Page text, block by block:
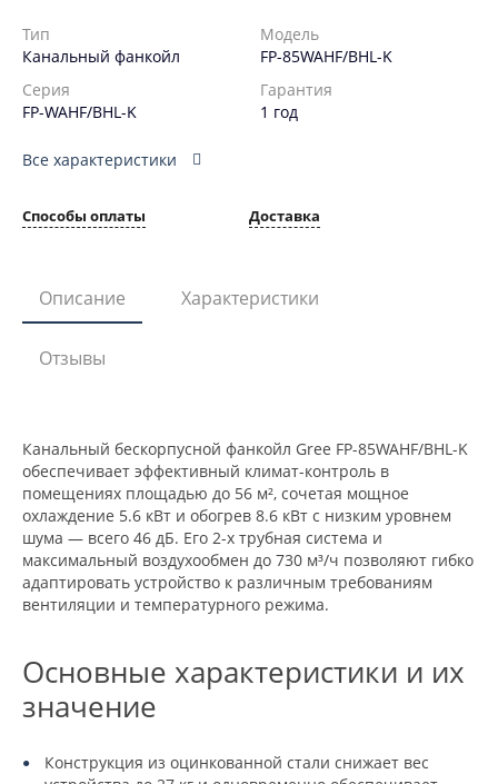
Тип
Канальный фанкойл
Модель
FP-85WAHF/BHL-K
Серия
FP-WAHF/BHL-K
Гарантия
1 год
Все характеристики
Способы оплаты Доставка
Описание Характеристики
Отзывы
Канальный бескорпусной фанкойл Gree FP-85WAHF/BHL-K
обеспечивает эффективный климат-контроль в
помещениях площадью до 56 м², сочетая мощное
охлаждение 5.6 кВт и обогрев 8.6 кВт с низким уровнем
шума — всего 46 дБ. Его 2-х трубная система и
максимальный воздухообмен до 730 м³/ч позволяют гибко
адаптировать устройство к различным требованиям
вентиляции и температурного режима.
Основные характеристики и их
значение
Конструкция из оцинкованной стали снижает вес